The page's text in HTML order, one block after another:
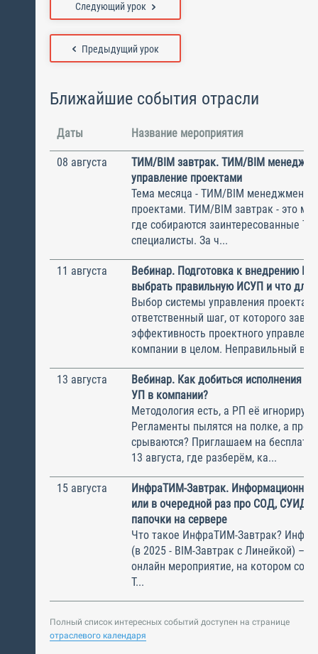
Предыдущий урок
Следующий урок
Ближайшие события отрасли
Даты Название мероприятия
08 августа
ТИМ/BIM завтрак. ТИМ/BIM
управление проектами
Тема месяца - ТИМ/BIM менеджмент и
проектами. ТИМ/BIM завтрак - это
где собираются заинтересованные
специалисты. За ч...
11 августа
Вебинар. Подготовка к внедрению
выбрать правильную ИСУП и что для
Выбор системы управления
ответственный шаг, от которого
эффективность проектного
компании в целом. Неправильный
13 августа
Вебинар. Как добиться исполнения
УП в компании?
Методология есть, а РП её
Регламенты пылятся на полке, а
срываются? Приглашаем на
13 августа, где разберём, ка...
15 августа
ИнфраТИМ-Завтрак.
или в очередной раз про СОД, СУИД и
папочки на сервере
Что такое ИнфраТИМ-Завтрак?
(в 2025 - BIM-Завтрак с Линейкой) –
онлайн мероприятие, на котором
Т...
Полный список интересных событий доступен на странице
отраслевого календаря